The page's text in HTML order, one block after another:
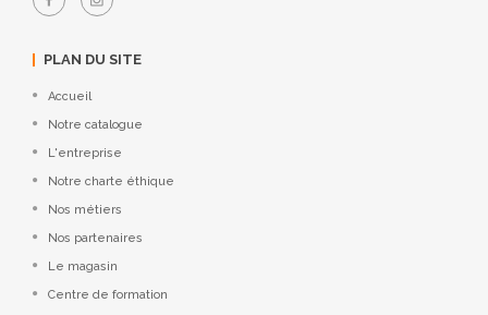
PLAN DU SITE
Accueil
Notre catalogue
L'entreprise
Notre charte éthique
Nos métiers
Nos partenaires
Le magasin
Centre de formation